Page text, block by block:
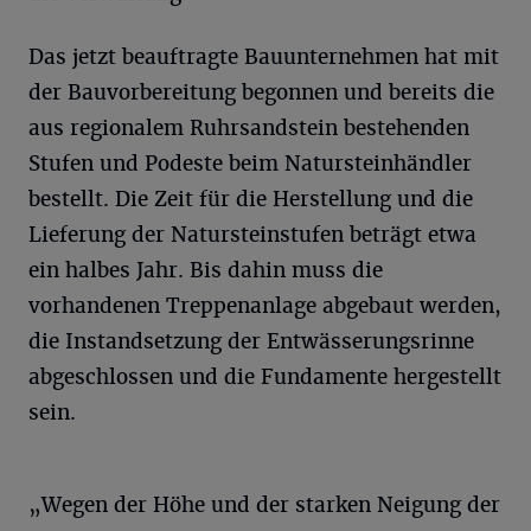
Das jetzt beauftragte Bauunternehmen hat mit
der Bauvorbereitung begonnen und bereits die
aus regionalem Ruhrsandstein bestehenden
Stufen und Podeste beim Natursteinhändler
bestellt. Die Zeit für die Herstellung und die
Lieferung der Natursteinstufen beträgt etwa
ein halbes Jahr. Bis dahin muss die
vorhandenen Treppenanlage abgebaut werden,
die Instandsetzung der Entwässerungsrinne
abgeschlossen und die Fundamente hergestellt
sein.
„Wegen der Höhe und der starken Neigung der